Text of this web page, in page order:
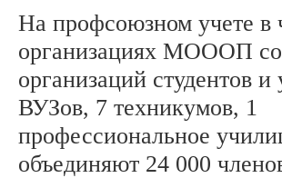
На профсоюзном учете в
организациях МОООП
организаций студентов
ВУЗов, 7 техникумов, 1
профессиональное
объединяют 24 000